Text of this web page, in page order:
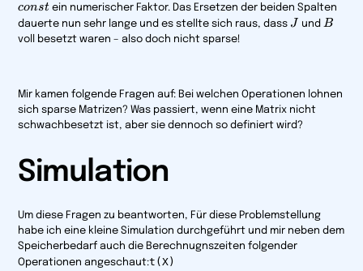
const ein numerischer Faktor. Das Ersetzen der beiden Spalten
dauerte nun sehr lange und es stellte sich raus, dass J
J und B
B
voll besetzt waren – also doch nicht sparse!
Mir kamen folgende Fragen auf: Bei welchen Operationen lohnen
sich sparse Matrizen? Was passiert, wenn eine Matrix nicht
schwachbesetzt ist, aber sie dennoch so definiert wird?
Simulation
Um diese Fragen zu beantworten, Für diese Problemstellung
habe ich eine kleine Simulation durchgeführt und mir neben dem
Speicherbedarf auch die Berechnugnszeiten folgender
Operationen angeschaut:t(X)